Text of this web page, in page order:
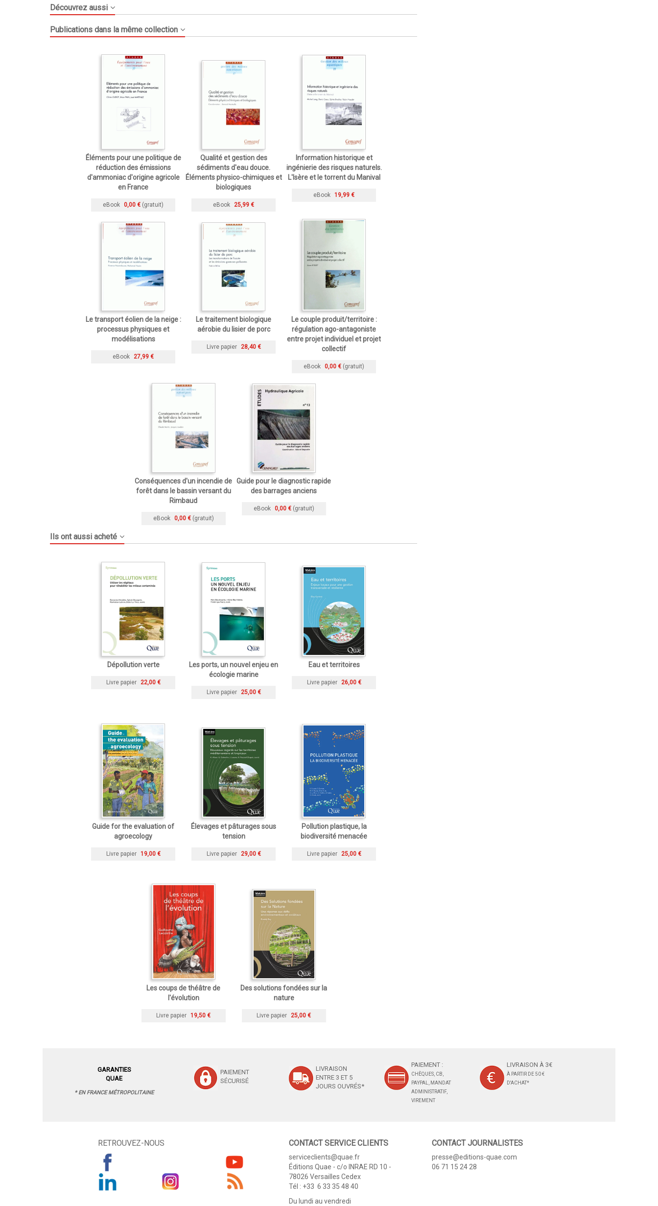
Découvrez aussi
Publications dans la même collection
Éléments pour une politique de
réduction des émissions
d'ammoniac d'origine agricole
en France
eBook 0,00 € (gratuit)
Qualité et gestion des
sédiments d'eau douce.
Éléments physico-chimiques et
biologiques
eBook 25,99 €
Information historique et
ingénierie des risques naturels.
L'Isère et le torrent du Manival
eBook 19,99 €
Le transport éolien de la neige :
processus physiques et
modélisations
eBook 27,99 €
Le traitement biologique
aérobie du lisier de porc
Livre papier 28,40 €
Le couple produit/territoire :
régulation ago-antagoniste
entre projet individuel et projet
collectif
eBook 0,00 € (gratuit)
Conséquences d'un incendie de
forêt dans le bassin versant du
Rimbaud
eBook 0,00 € (gratuit)
Guide pour le diagnostic rapide
des barrages anciens
eBook 0,00 € (gratuit)
Ils ont aussi acheté
Dépollution verte
Livre papier 22,00 €
Les ports, un nouvel enjeu en
écologie marine
Livre papier 25,00 €
Eau et territoires
Livre papier 26,00 €
Guide for the evaluation of
agroecology
Livre papier 19,00 €
Élevages et pâturages sous
tension
Livre papier 29,00 €
Pollution plastique, la
biodiversité menacée
Livre papier 25,00 €
Les coups de théâtre de
l'évolution
Livre papier 19,50 €
Des solutions fondées sur la
nature
Livre papier 25,00 €
GARANTIES
QUAE
* EN FRANCE MÉTROPOLITAINE
PAIEMENT
SÉCURISÉ
LIVRAISON
ENTRE 3 ET 5
JOURS OUVRÉS*
PAIEMENT :
CHÈQUES, CB,
PAYPAL, MANDAT
ADMINISTRATIF,
VIREMENT
LIVRAISON À 3€
À PARTIR DE 50 €
D'ACHAT*
RETROUVEZ-NOUS CONTACT SERVICE CLIENTS
serviceclients@quae.fr
Éditions Quae - c/o INRAE RD 10 -
78026 Versailles Cedex
Tél : +33 6 33 35 48 40
Du lundi au vendredi
CONTACT JOURNALISTES
presse@editions-quae.com
06 71 15 24 28